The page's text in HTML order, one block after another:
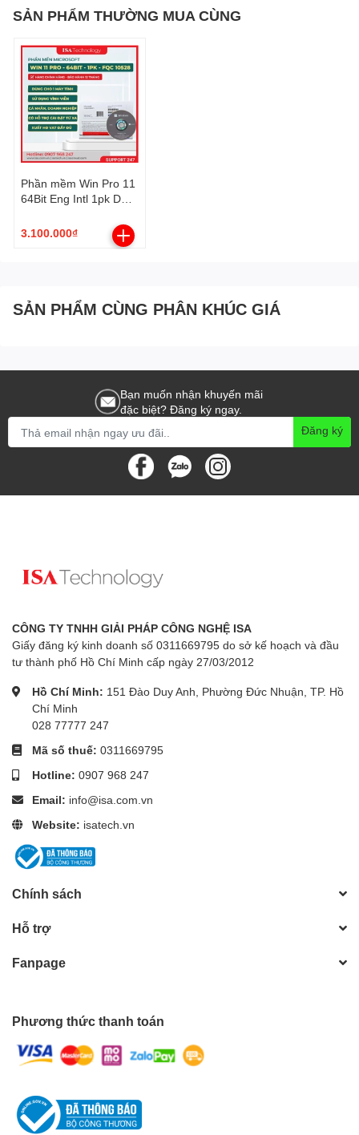
SẢN PHẨM THƯỜNG MUA CÙNG
Phần mềm Win Pro 11
64Bit Eng Intl 1pk DSP
3.100.000₫
SẢN PHẨM CÙNG PHÂN KHÚC GIÁ
Bạn muốn nhận khuyến mãi
đặc biệt? Đăng ký ngay.
Đăng ký
CÔNG TY TNHH GIẢI PHÁP CÔNG NGHỆ ISA
Giấy đăng ký kinh doanh số 0311669795 do sở kế hoạch và đầu
tư thành phố Hồ Chí Minh cấp ngày 27/03/2012
Hồ Chí Minh: 151 Đào Duy Anh, Phường Đức Nhuận, TP. Hồ
Chí Minh
028 77777 247
Mã số thuế: 0311669795
Hotline: 0907 968 247
Email: info@isa.com.vn
Website: isatech.vn
Chính sách
Hỗ trợ
Fanpage
Phương thức thanh toán